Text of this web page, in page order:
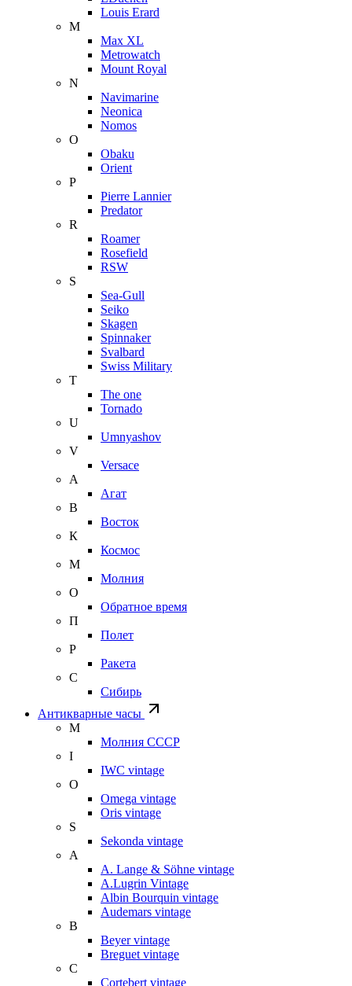
Louis Erard
M
Max XL
Metrowatch
Mount Royal
N
Navimarine
Neonica
Nomos
O
Obaku
Orient
P
Pierre Lannier
Predator
R
Roamer
Rosefield
RSW
S
Sea-Gull
Seiko
Skagen
Spinnaker
Svalbard
Swiss Military
T
The one
Tornado
U
Umnyashov
V
Versace
А
Агат
В
Восток
К
Космос
М
Молния
О
Обратное время
П
Полет
Р
Ракета
С
Сибирь
Антикварные часы
М
Молния СССР
I
IWC vintage
O
Omega vintage
Oris vintage
S
Sekonda vintage
A
A. Lange & Söhne vintage
A.Lugrin Vintage
Albin Bourquin vintage
Audemars vintage
B
Beyer vintage
Breguet vintage
C
Cortebert vintage